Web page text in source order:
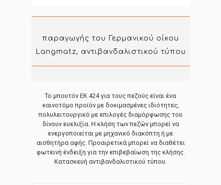
παραγωγής του Γερμανικού οίκου
Langmatz, αντιβανδαλιστικού τύπου
Το μπουτόν EK 424 για τους πεζούς είναι ένα
καινοτόμο προϊόν με δοκιμασμένες ιδιότητες,
πολυλειτουργικό με επιλογές διαμόρφωσης του
δίνουν ευελιξία. Η κλήση των πεζών μπορεί να
ενεργοποιείται με μηχανικό διακόπτη ή με
αισθητήρα αφής. Προαιρετικά μπορεί να διαθέτει
φωτεινή ένδειξη για την επιβεβαίωση της κλήσης.
Κατασκευή αντιβανδαλιστικού τύπου.